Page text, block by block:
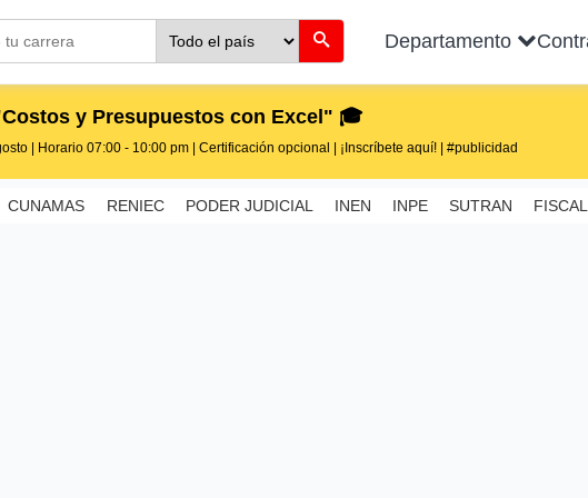
Departamento
y Presupuestos con Excel" 🎓
| Horario 07:00 - 10:00 pm | Certificación opcional | ¡Inscríbete aquí! | #publicidad
CUNAMAS RENIEC PODER JUDICIAL INEN INPE SUTRAN